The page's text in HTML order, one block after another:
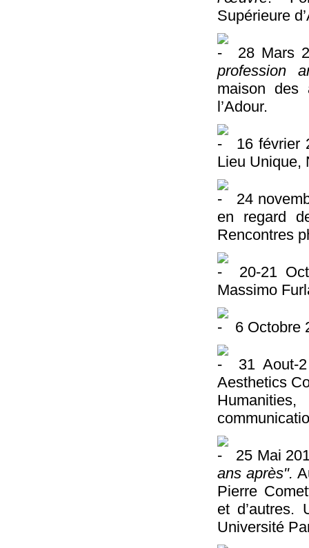
Supérieure
28 Mars
profession
maison
l’Adour.
16 février
Lieu Unique,
24
en regard
Rencontres
20-21
Massimo
6 Octobre
31 Aout-
Aesthetics
25 Mai
ans après".
Pierre
et d’autres.
Université